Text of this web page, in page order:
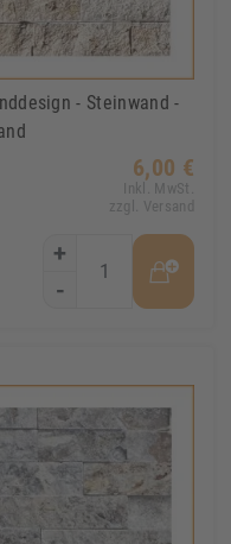
- Steinwand -
6,00 €
Inkl. MwSt.
zzgl. Versand
+
-